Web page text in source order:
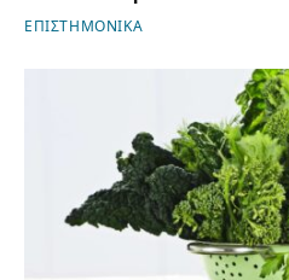
ΕΠΙΣΤΗΜΟΝΙΚΑ